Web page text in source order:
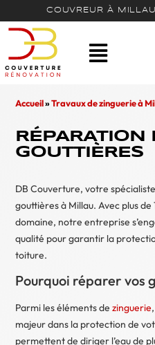
COUVREUR À
Accueil»Travaux de zinguerie à
RÉPARATION
GOUTTIÈRES
DB Couverture, votre
gouttières à Millau. Avec plus de
domaine, notre entreprise
qualité pour garantir la
toiture.
Pourquoi réparer vos
Parmi les éléments dezinguerie
majeur dans la protection de
permettent de diriger l’eau de